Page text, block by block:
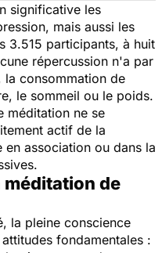
significative les
mais aussi les
3.515 participants, à huit
répercussion n'a par
consommation de
le sommeil ou le poids.
méditation ne se
actif de la
association ou dans la
méditation de
la pleine conscience
fondamentales :